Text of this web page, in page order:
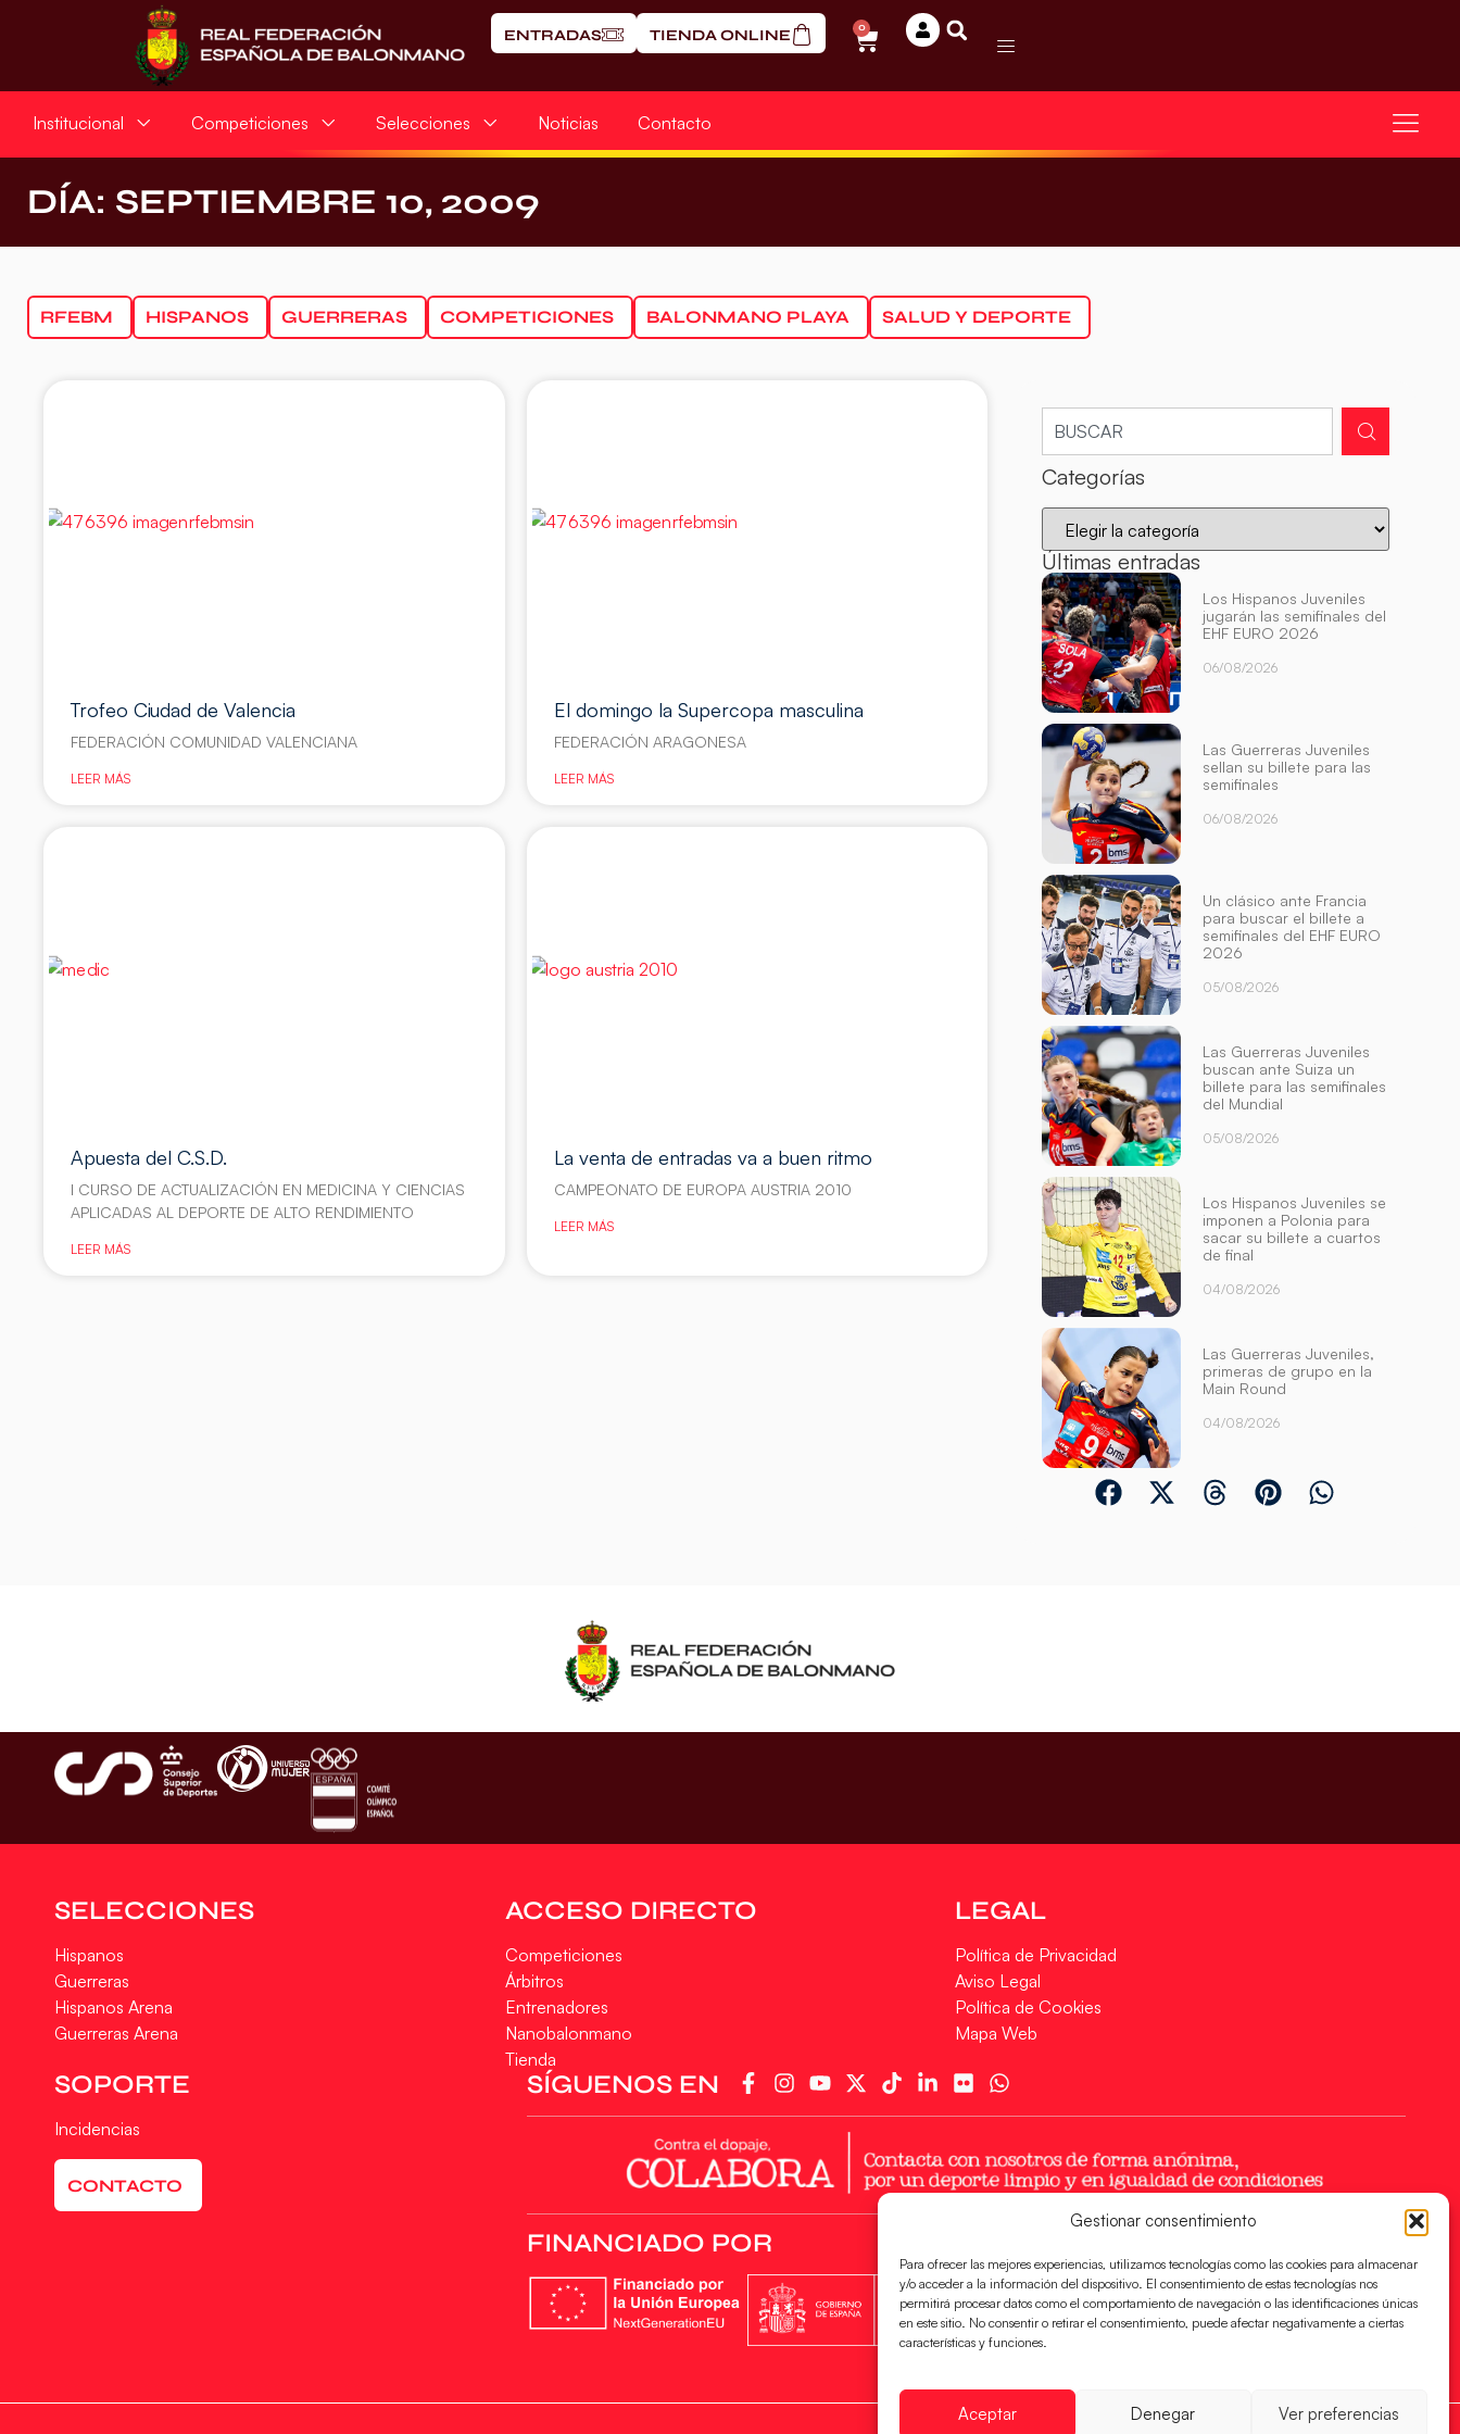
Gestionar consentimiento
Para ofrecer las mejores experiencias, utilizamos tecnologías como las cookies para almacenar
y/o acceder a la información del dispositivo. El consentimiento de estas tecnologías nos
permitirá procesar datos como el comportamiento de navegación o las identificaciones únicas
en este sitio. No consentir o retirar el consentimiento, puede afectar negativamente a ciertas
características y funciones.
Aceptar Denegar Ver preferencias
ENTRADAS TIENDA ONLINE 0
Institucional Competiciones Selecciones Noticias Contacto
DÍA: SEPTIEMBRE 10, 2009
RFEBM HISPANOS GUERRERAS COMPETICIONES BALONMANO PLAYA SALUD Y DEPORTE
Trofeo Ciudad de Valencia
FEDERACIÓN COMUNIDAD VALENCIANA
LEER MÁS
El domingo la Supercopa masculina
FEDERACIÓN ARAGONESA
LEER MÁS
Apuesta del C.S.D.
I CURSO DE ACTUALIZACIÓN EN MEDICINA Y CIENCIAS
APLICADAS AL DEPORTE DE ALTO RENDIMIENTO
LEER MÁS
La venta de entradas va a buen ritmo
CAMPEONATO DE EUROPA AUSTRIA 2010
LEER MÁS
Categorías
Últimas entradas
Los Hispanos Juveniles
jugarán las semifinales del
EHF EURO 2026
06/08/2026
Las Guerreras Juveniles
sellan su billete para las
semifinales
06/08/2026
Un clásico ante Francia
para buscar el billete a
semifinales del EHF EURO
2026
05/08/2026
Las Guerreras Juveniles
buscan ante Suiza un
billete para las semifinales
del Mundial
05/08/2026
Los Hispanos Juveniles se
imponen a Polonia para
sacar su billete a cuartos
de final
04/08/2026
Las Guerreras Juveniles,
primeras de grupo en la
Main Round
04/08/2026
SELECCIONES
Hispanos
Guerreras
Hispanos Arena
Guerreras Arena
ACCESO DIRECTO
Competiciones
Árbitros
Entrenadores
Nanobalonmano
Tienda
LEGAL
Política de Privacidad
Aviso Legal
Política de Cookies
Mapa Web
SOPORTE
Incidencias
CONTACTO
SÍGUENOS EN
FINANCIADO POR